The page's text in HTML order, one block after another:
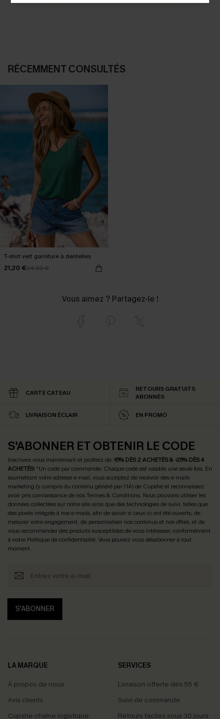
DÉCOUVRIR DÉCOUVRIR
RÉCEMMENT CONSULTÉS
T-shirt vert garniture à dentelles
21,20 €24,90 €
Vous aimez ? Partagez-le !
CARTE CATEAU
RETOURS GRATUITS
ABONNÉS
LIVRAISON ÉCLAIR EN PROMO
S'ABONNER ET OBTENIR LE CODE
Inscrivez-vous maintenant et profitez de -15% DÈS 2 ACHETÉS & -25% DÈS 4
ACHETÉS! *Un code par commande. Chaque code est valable une seule fois. En
soumettant votre adresse e-mail, vous acceptez de recevoir des e-mails
marketing (y compris du contenu généré par l'IA) de Cupshe et reconnaissez
avoir pris connaissance de nosTermes & Conditions. Nous pouvons utiliser les
données collectées sur notre site ainsi que des technologies de suivi, telles que
des pixels intégrés à nos e-mails, afin de savoir si ceux-ci ont été ouverts, de
mesurer votre engagement, de personnaliser nos contenus et nos offres, et de
vous recommander des produits susceptibles de vous intéresser, conformément
à notre Politique de confidentialité. Vous pouvez vous désabonner à tout
moment.
S'ABONNER
LA MARQUE
À propos de nous
Avis clients
Cupshe chaîne logistique
SERVICES
Livraison offerte dès 55 €
Suivi de commande
Retours faciles sous 30 jours